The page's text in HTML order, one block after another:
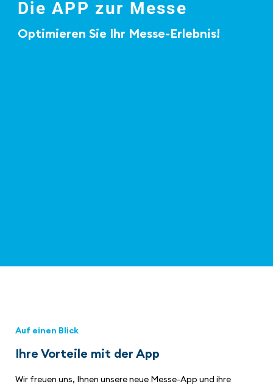
Die APP zur Messe
Optimieren Sie Ihr Messe-Erlebnis!
Auf einen Blick
Ihre Vorteile mit der App
Wir freuen uns, Ihnen unsere neue Messe-App und ihre